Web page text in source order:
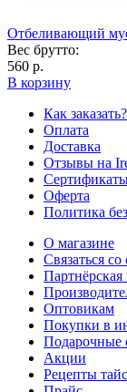
Отбеливающий
Вес брутто:
560 р.
В корзину
Как заказать?
Оплата
Доставка
Отзывы на
Оферта
Политика
О магазине
Связаться
Оптовикам
Покупки в
Подарочные
Акции
Рецепты